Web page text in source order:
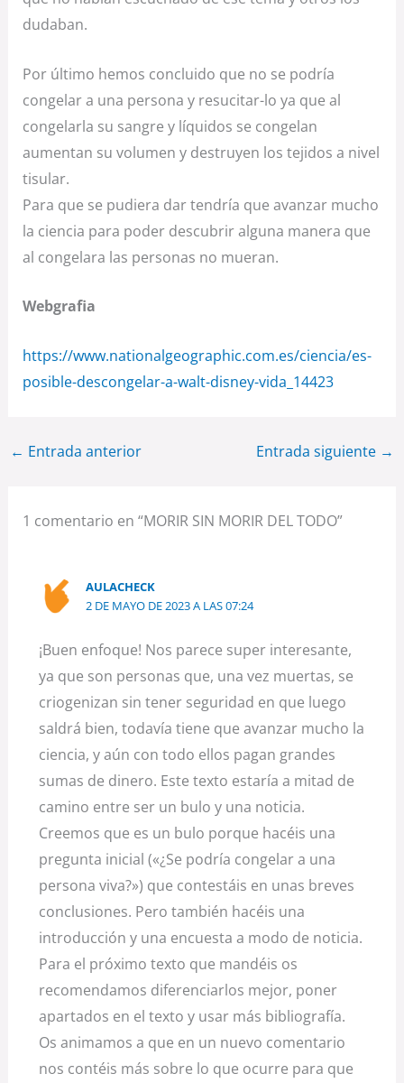
dudaban.
Por último hemos concluido que no se podría
congelar a una persona y resucitar-lo ya que al
congelarla su sangre y líquidos se congelan
aumentan su volumen y destruyen los tejidos a nivel
tisular.
Para que se pudiera dar tendría que avanzar mucho
la ciencia para poder descubrir alguna manera que
al congelara las personas no mueran.
Webgrafia
https://www.nationalgeographic.com.es/ciencia/es-
posible-descongelar-a-walt-disney-vida_14423
← Entrada anterior Entrada siguiente →
1 comentario en “MORIR SIN MORIR DEL TODO”
AULACHECK
2 DE MAYO DE 2023 A LAS 07:24
¡Buen enfoque! Nos parece super interesante,
ya que son personas que, una vez muertas, se
criogenizan sin tener seguridad en que luego
saldrá bien, todavía tiene que avanzar mucho la
ciencia, y aún con todo ellos pagan grandes
sumas de dinero. Este texto estaría a mitad de
camino entre ser un bulo y una noticia.
Creemos que es un bulo porque hacéis una
pregunta inicial («¿Se podría congelar a una
persona viva?») que contestáis en unas breves
conclusiones. Pero también hacéis una
introducción y una encuesta a modo de noticia.
Para el próximo texto que mandéis os
recomendamos diferenciarlos mejor, poner
apartados en el texto y usar más bibliografía.
Os animamos a que en un nuevo comentario
nos contéis más sobre lo que ocurre para que